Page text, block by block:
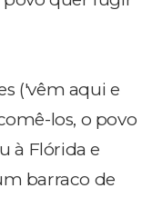
('vêm aqui e
los, o povo
à Flórida e
barraco de